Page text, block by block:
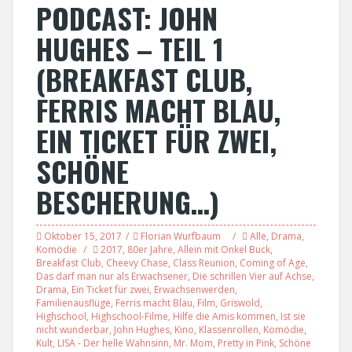
PODCAST: JOHN
HUGHES – TEIL 1
(BREAKFAST CLUB,
FERRIS MACHT BLAU,
EIN TICKET FÜR ZWEI,
SCHÖNE
BESCHERUNG…)
Oktober 15, 2017 Florian Wurfbaum Alle, Drama,
Komödie
2017, 80er Jahre, Allein mit Onkel Buck,
Breakfast Club, Cheevy Chase, Class Reunion, Coming of Age,
Das darf man nur als Erwachsener, Die schrillen Vier auf Achse,
Drama, Ein Ticket für zwei, Erwachsenwerden,
Familienausflüge, Ferris macht Blau, Film, Griswold,
Highschool, Highschool-Filme, Hilfe die Amis kommen, Ist sie
nicht wunderbar, John Hughes, Kino, Klassenrollen, Komödie,
Kult, LISA - Der helle Wahnsinn, Mr. Mom, Pretty in Pink, Schöne